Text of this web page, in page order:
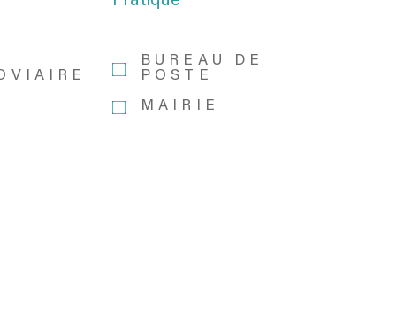
BUREAU DE
POSTE
MAIRIE